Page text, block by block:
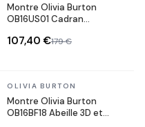
Montre Olivia Burton
OB16US01 Cadran
milanaise
107,40 €179 €
En stock
OLIVIA BURTON
Montre Olivia Burton
OB16BF18 Abeille 3D et